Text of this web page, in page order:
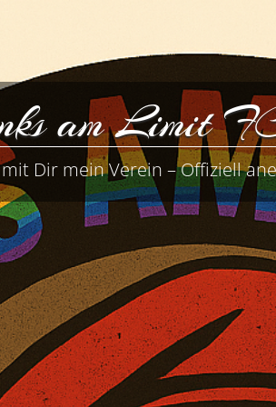
am Limit
Dir mein Verein – Offiziell